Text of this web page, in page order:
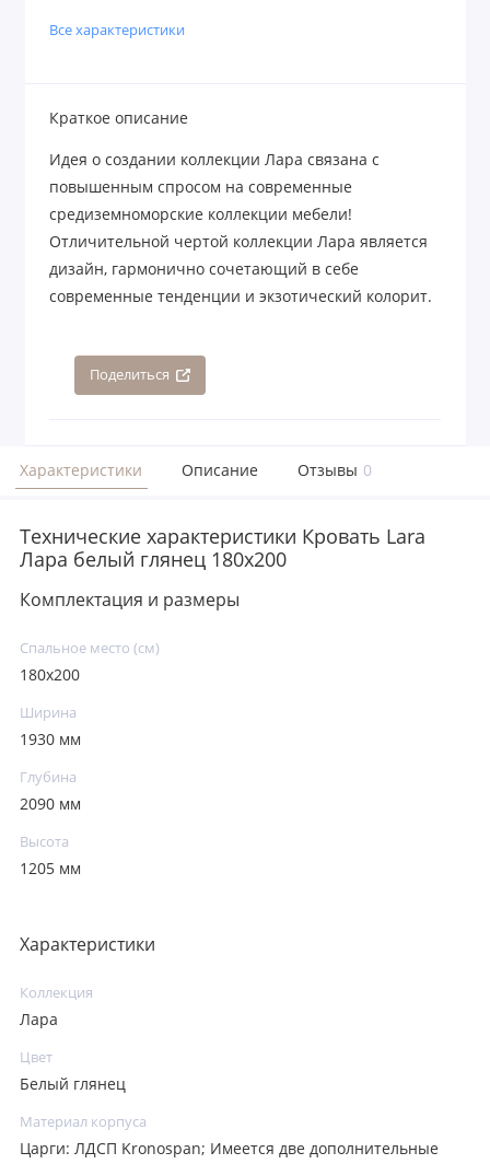
Все характеристики
Краткое описание
Идея о создании коллекции Лара связана с
повышенным спросом на современные
средиземноморские коллекции мебели!
Отличительной чертой коллекции Лара является
дизайн, гармонично сочетающий в себе
современные тенденции и экзотический колорит.
Поделиться
Характеристики Описание Отзывы 0
Технические характеристики Кровать Lara
Лара белый глянец 180х200
Комплектация и размеры
Спальное место (см)
180х200
Ширина
1930 мм
Глубина
2090 мм
Высота
1205 мм
Характеристики
Коллекция
Лара
Цвет
Белый глянец
Материал корпуса
Царги: ЛДСП Kronospan; Имеется две дополнительные